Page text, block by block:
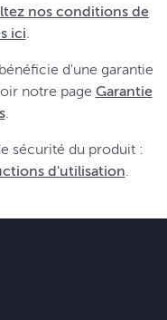
nos conditions de
ici.
d'une garantie
notre page Garantie
.
sécurité du produit :
d'utilisation.